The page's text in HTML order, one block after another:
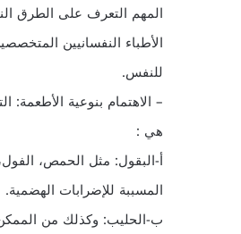
المهم التعرف على الطرق
الأطباء النفسانيين
للنفس.
– الاهتمام بنوعية
هي :
أ‌-البقول: مثل الحمص،
المسببة للإضرابات الهضمية.
ب‌-الحليب: وكذلك من